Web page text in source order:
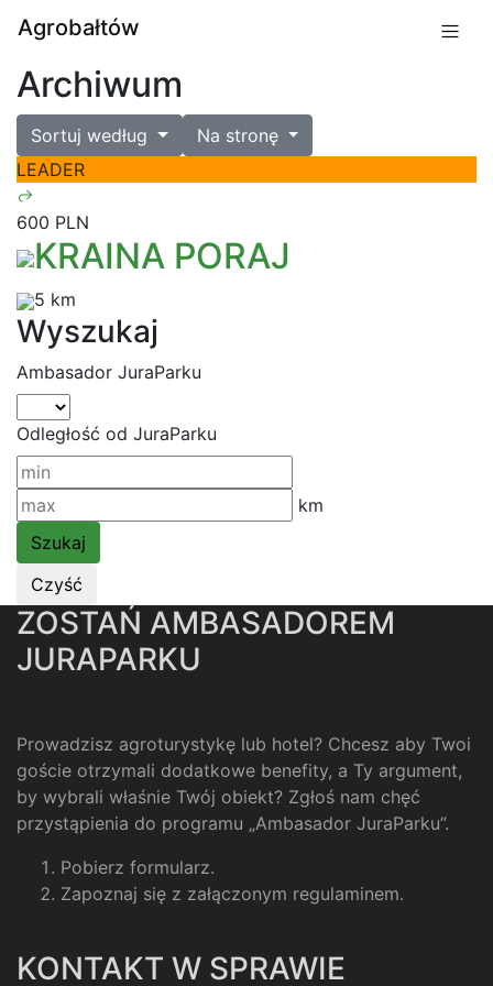
Agrobałtów
Archiwum
Sortuj według
Na stronę
LEADER
600 PLN
KRAINA PORAJ
5 km
Wyszukaj
Ambasador JuraParku
Odległość od JuraParku
km
ZOSTAŃ AMBASADOREM
JURAPARKU
Prowadzisz agroturystykę lub hotel? Chcesz aby Twoi
goście otrzymali dodatkowe benefity, a Ty argument,
by wybrali właśnie Twój obiekt? Zgłoś nam chęć
przystąpienia do programu „Ambasador JuraParku”.
Pobierz formularz.
Zapoznaj się z załączonym regulaminem.
KONTAKT W SPRAWIE